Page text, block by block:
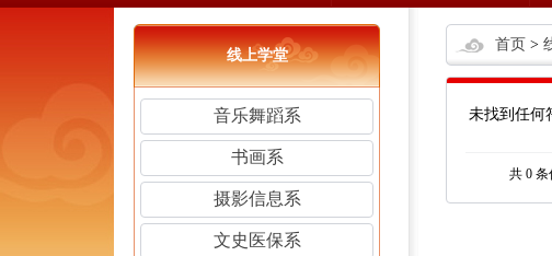
线上学堂
音乐舞蹈系
书画系
摄影信息系
文史医保系
首页 >
未找到任何
共 0 条